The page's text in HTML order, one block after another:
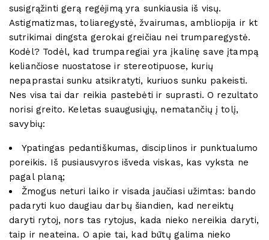
susigrąžinti gerą regėjimą yra sunkiausia iš visų.
Astigmatizmas, toliaregystė, žvairumas, ambliopija ir kt
sutrikimai dingsta gerokai greičiau nei trumparegystė.
Kodėl? Todėl, kad trumparegiai yra įkalinę save įtampą
keliančiose nuostatose ir stereotipuose, kurių
nepaprastai sunku atsikratyti, kuriuos sunku pakeisti.
Nes visa tai dar reikia pastebėti ir suprasti. O rezultato
norisi greito. Keletas suaugusiųjų, nematančių į tolį,
savybių:
Ypatingas pedantiškumas, disciplinos ir punktualumo
poreikis. Iš pusiausvyros išveda viskas, kas vyksta ne
pagal planą;
Žmogus neturi laiko ir visada jaučiasi užimtas: bando
padaryti kuo daugiau darbų šiandien, kad nereiktų
daryti rytoj, nors tas rytojus, kada nieko nereikia daryti,
taip ir neateina. O apie tai, kad būtų galima nieko